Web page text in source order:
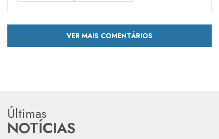
VER MAIS COMENTÁRIOS
Últimas
NOTÍCIAS